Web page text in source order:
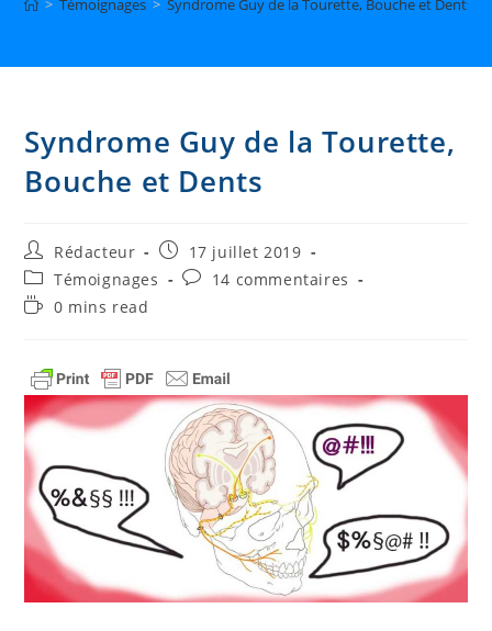
> Témoignages > Syndrome Guy de la Tourette, Bouche et Dents
Syndrome Guy de la Tourette,
Bouche et Dents
Auteur/autrice
de
la
publication :
Rédacteur
Publication
publiée :
17 juillet 2019
Post
category:
Témoignages
Commentaires
14 commentaires
Temps0 mins read